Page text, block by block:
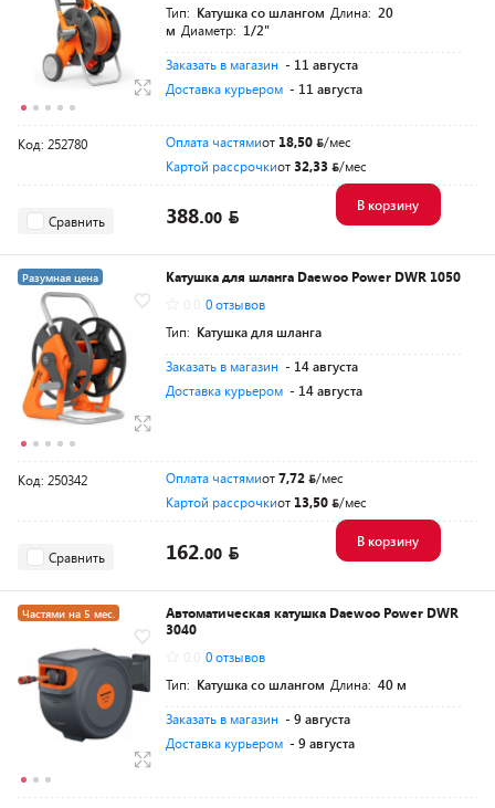
Тип: Катушка со шлангом Длина: 20
м Диаметр: 1/2"
Заказать в магазин - 11 августа
Доставка курьером - 11 августа
Код: 252780 Оплата частямиот 18,50
/мес
Картой рассрочкиот32,33 /мес
Сравнить 388.00
В корзину
Разумная цена
Катушка для шланга Daewoo Power DWR 1050
0 отзывов
Тип: Катушка для шланга
Заказать в магазин - 14 августа
Доставка курьером - 14 августа
Код: 250342 Оплата частямиот7,72
/мес
Картой рассрочкиот 13,50 /мес
Сравнить 162.00
В корзину
Частями на 5 мес.
Автоматическая катушка Daewoo Power DWR
3040
0 отзывов
Тип: Катушка со шлангом Длина: 40 м
Заказать в магазин - 9 августа
Доставка курьером - 9 августа